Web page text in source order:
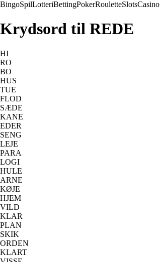
BingoSpilLotteriBettingPokerRouletteSlotsCasino
Krydsord til REDE
HI
RO
BO
HUS
TUE
FLOD
SÆDE
KANE
EDER
SENG
LEJE
PARA
LOGI
HULE
ARNE
KØJE
HJEM
VILD
KLAR
PLAN
SKIK
ORDEN
KLART